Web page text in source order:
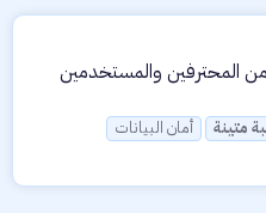
من المحترفين والمستخدمين
متينة
أمان البيانات